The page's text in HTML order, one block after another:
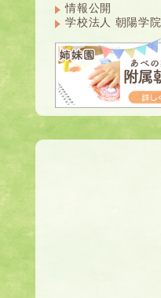
情報公開
学校法人 朝陽学院